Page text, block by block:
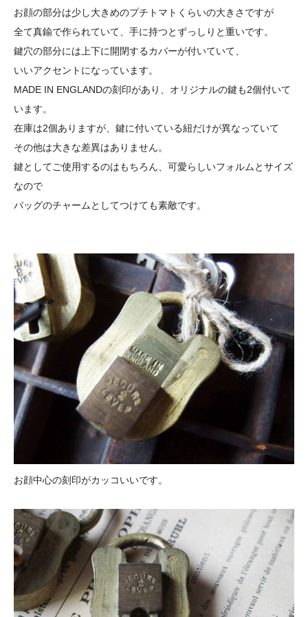
お顔の部分は少し大きめのプチトマトくらいの大きさですが
全て真鍮で作られていて、手に持つとずっしりと重いです。
鍵穴の部分には上下に開閉するカバーが付いていて、
いいアクセントになっています。
MADE IN ENGLANDの刻印があり、オリジナルの鍵も2個付いて
います。
在庫は2個ありますが、鍵に付いている紐だけが異なっていて
その他は大きな差異はありません。
鍵としてご使用するのはもちろん、可愛らしいフォルムとサイズ
なので
バッグのチャームとしてつけても素敵です。
お顔中心の刻印がカッコいいです。